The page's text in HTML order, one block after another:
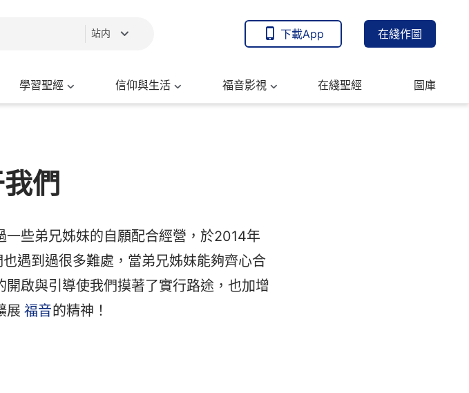
站内 下載App 在綫作圖
學習聖經 信仰與生活 福音影視 在綫聖經 圖庫
們
一些弟兄姊妹的自願配合經營，於2014年
遇到過很多難處，當弟兄姊妹能夠齊心合
啟與引導使我們摸著了實行路途，也加增
展 福音的精神！